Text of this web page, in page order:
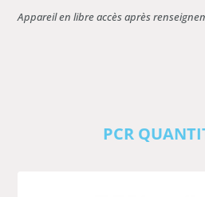
Appareil en libre accès après
PCR